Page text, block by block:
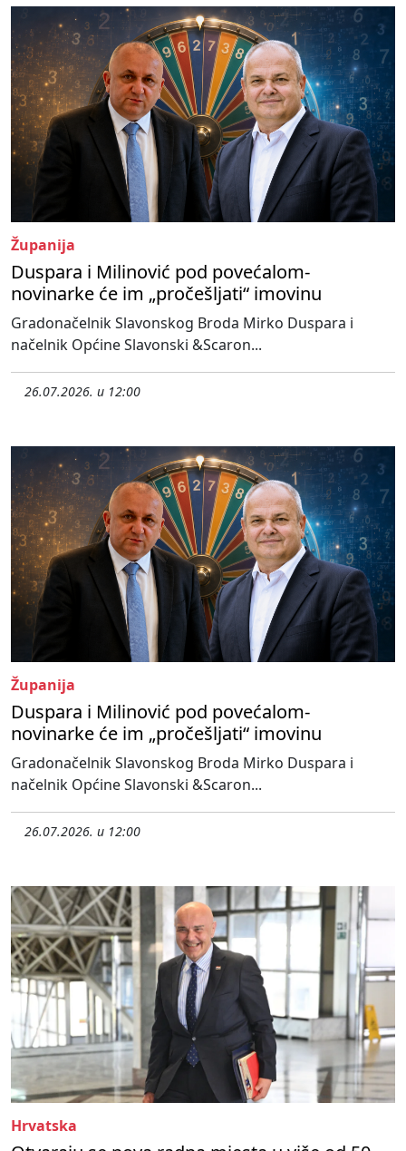
Županija
Duspara i Milinović pod povećalom-
novinarke će im „pročešljati“ imovinu
Gradonačelnik Slavonskog Broda Mirko Duspara i
načelnik Općine Slavonski &Scaron...
26.07.2026. u 12:00
Županija
Duspara i Milinović pod povećalom-
novinarke će im „pročešljati“ imovinu
Gradonačelnik Slavonskog Broda Mirko Duspara i
načelnik Općine Slavonski &Scaron...
26.07.2026. u 12:00
Hrvatska